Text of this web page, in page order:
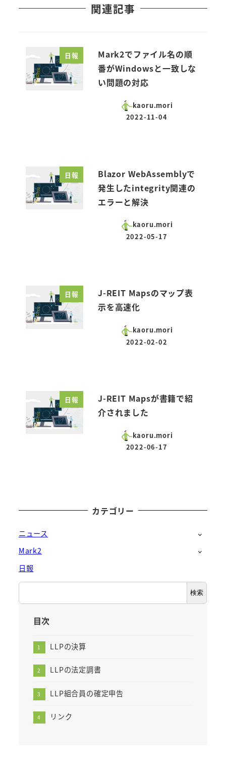
関連記事
日報
Mark2でファイル名の順
番がWindowsと一致しな
い問題の対応
kaoru.mori
投稿日
2022-11-04
日報
Blazor WebAssemblyで
発生したintegrity関連の
エラーと解決
kaoru.mori
投稿日
2022-05-17
日報
J-REIT Mapsのマップ表
示を高速化
kaoru.mori
投稿日
2022-02-02
日報
J-REIT Mapsが書籍で紹
介されました
kaoru.mori
投稿日
2022-06-17
カテゴリー
ニュース
Mark2
日報
索
検索
目次
LLPの決算
LLPの法定調書
LLP組合員の確定申告
リンク